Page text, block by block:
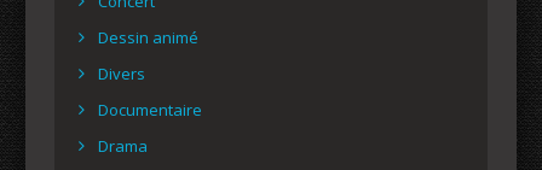
Dessin animé
Divers
Documentaire
Drama